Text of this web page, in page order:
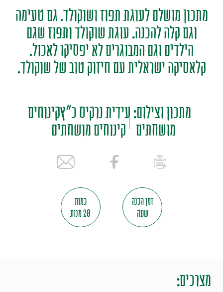
מתכון מושלם לעוגת תפוז ושוקולד. גם טעימה
וגם קלה להכנה. עוגת שוקולד ותפוז שגם
הילדים וגם המבוגרים לא יפסיקו לאכול.
קלאסיקה ישראלית עם חיזוק טוב של שוקולד.
מתכון וצילום: עידית נרקיס כ"ץקינוחים
מושחתים קינוחים מושחתים
זמן הכנה
שעה
כמות
20 מנות
מצרכים: